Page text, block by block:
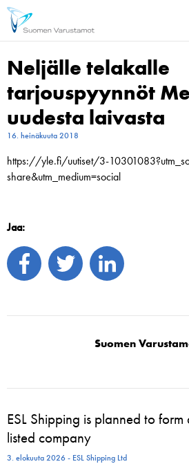
Neljälle telakalle
tarjouspyynnöt
uudesta laivasta
16. heinäkuuta 2018
https://yle.fi/uutiset/3-
share&utm_medium=social
Jaa:
Suomen
ESL Shipping is planned to
listed company
3. elokuuta 2026 - ESL Shipping Ltd